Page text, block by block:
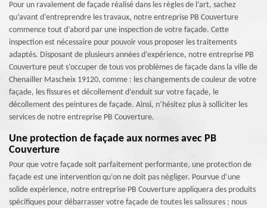
Pour un ravalement de façade réalisé dans les règles de l’art, sachez
qu’avant d’entreprendre les travaux, notre entreprise PB Couverture
commence tout d’abord par une inspection de votre façade. Cette
inspection est nécessaire pour pouvoir vous proposer les traitements
adaptés. Disposant de plusieurs années d’expérience, notre entreprise PB
Couverture peut s’occuper de tous vos problèmes de façade dans la ville de
Chenailler Mascheix 19120, comme : les changements de couleur de votre
façade, les fissures et décollement d’enduit sur votre façade, le
décollement des peintures de façade. Ainsi, n’hésitez plus à solliciter les
services de notre entreprise PB Couverture.
Une protection de façade aux normes avec PB
Couverture
Pour que votre façade soit parfaitement performante, une protection de
façade est une intervention qu’on ne doit pas négliger. Pourvue d’une
solide expérience, notre entreprise PB Couverture appliquera des produits
spécifiques pour débarrasser votre façade de toutes les salissures ; nous